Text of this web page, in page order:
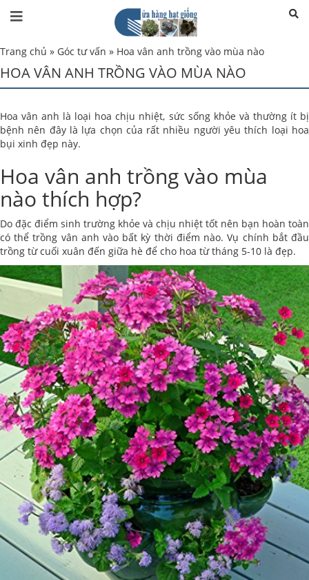
Trang chủ » Góc tư vấn » Hoa vân anh trồng vào mùa nào
HOA VÂN ANH TRỒNG VÀO MÙA NÀO
Hoa vân anh là loại hoa chịu nhiệt, sức sống khỏe và thường ít bị
bệnh nên đây là lựa chọn của rất nhiều người yêu thích loại hoa
bụi xinh đẹp này.
Hoa vân anh trồng vào mùa
nào thích hợp?
Do đặc điểm sinh trường khỏe và chịu nhiệt tốt nên bạn hoàn toàn
có thể trồng vân anh vào bất kỳ thời điểm nào. Vụ chính bắt đầu
trồng từ cuối xuân đến giữa hè để cho hoa từ tháng 5-10 là đẹp.